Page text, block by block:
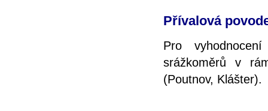
Přívalová
Pro
srážkoměrů v
(Poutnov, Klášter).